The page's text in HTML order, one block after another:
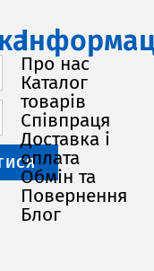
Про нас
Каталог
товарів
Співпраця
Доставка і
оплата
Обмін та
Повернення
Блог